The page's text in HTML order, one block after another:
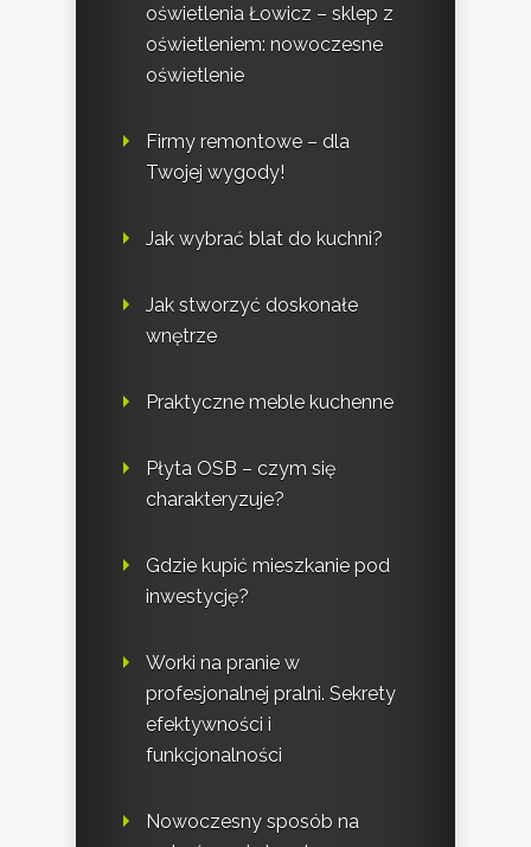
oświetlenia Łowicz – sklep z
oświetleniem: nowoczesne
oświetlenie
Firmy remontowe – dla
Twojej wygody!
Jak wybrać blat do kuchni?
Jak stworzyć doskonałe
wnętrze
Praktyczne meble kuchenne
Płyta OSB – czym się
charakteryzuje?
Gdzie kupić mieszkanie pod
inwestycję?
Worki na pranie w
profesjonalnej pralni. Sekrety
efektywności i
funkcjonalności
Nowoczesny sposób na